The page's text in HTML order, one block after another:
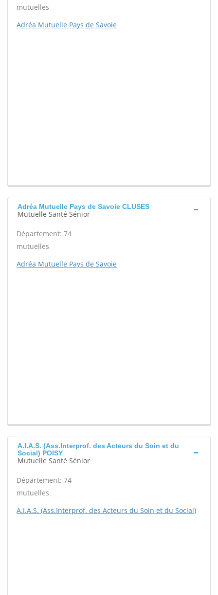
mutuelles
Adréa Mutuelle Pays de Savoie
Adréa Mutuelle Pays de Savoie CLUSES
Mutuelle Santé Sénior
Département: 74
mutuelles
Adréa Mutuelle Pays de Savoie
A.I.A.S. (Ass.Interprof. des Acteurs du Soin et du
Social) POISY
Mutuelle Santé Sénior
Département: 74
mutuelles
A.I.A.S. (Ass.Interprof. des Acteurs du Soin et du Social)